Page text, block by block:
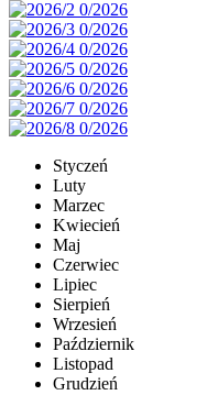
Styczeń
Luty
Marzec
Kwiecień
Maj
Czerwiec
Lipiec
Sierpień
Wrzesień
Październik
Listopad
Grudzień